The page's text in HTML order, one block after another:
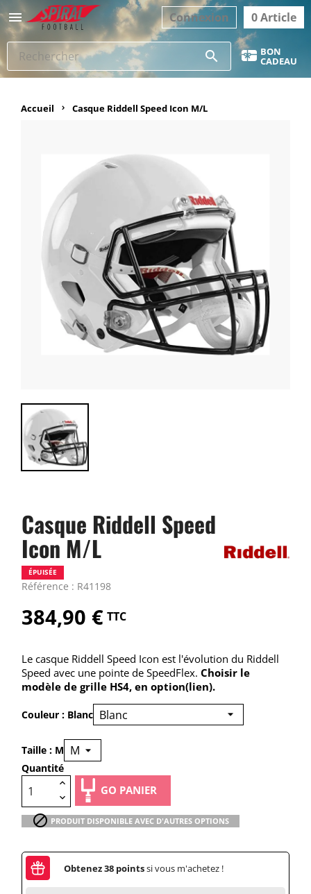
 0 Article
Connexion
search BON
CADEAU
Accueil Casque Riddell Speed Icon M/L
Casque Riddell Speed
Icon M/L
Référence : R41198
ÉPUISÉE
384,90 € TTC
Le casque Riddell Speed Icon est l'évolution du Riddell
Speed avec une pointe de SpeedFlex. Choisir le
modèle de grille HS4, en option(lien).
Couleur : Blanc
Taille : M
Quantité
GO PANIER
 PRODUIT DISPONIBLE AVEC D'AUTRES OPTIONS
Obtenez38 pointssi vous m'achetez !